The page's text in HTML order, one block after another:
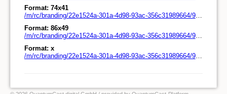
Format: 74x41
/m/rc/branding/22e1524a-301a-4d98-93ac-356c31989664/90s90s_90s00s_74x41.png
Format: 86x49
/m/rc/branding/22e1524a-301a-4d98-93ac-356c31989664/90s90s_90s00s_86x48.png
Format: x
/m/rc/branding/22e1524a-301a-4d98-93ac-356c31989664/90s90s_90s00s_600x600.png